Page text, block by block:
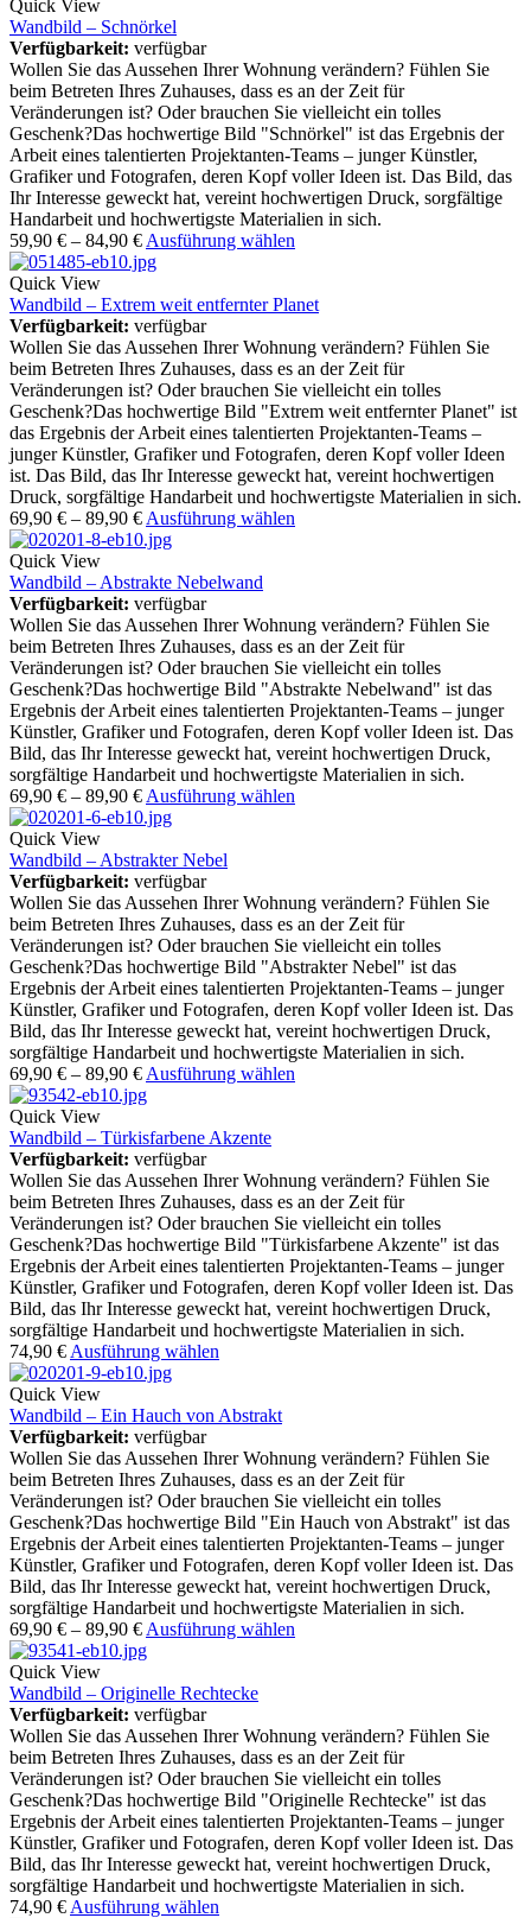
Quick View
Wandbild – Schnörkel
Verfügbarkeit: verfügbar
Wollen Sie das Aussehen Ihrer Wohnung verändern? Fühlen Sie
beim Betreten Ihres Zuhauses, dass es an der Zeit für
Veränderungen ist? Oder brauchen Sie vielleicht ein tolles
Geschenk?Das hochwertige Bild "Schnörkel" ist das Ergebnis der
Arbeit eines talentierten Projektanten-Teams – junger Künstler,
Grafiker und Fotografen, deren Kopf voller Ideen ist. Das Bild, das
Ihr Interesse geweckt hat, vereint hochwertigen Druck, sorgfältige
Handarbeit und hochwertigste Materialien in sich.
59,90 € – 84,90 € Ausführung wählen
Quick View
Wandbild – Extrem weit entfernter Planet
Verfügbarkeit: verfügbar
Wollen Sie das Aussehen Ihrer Wohnung verändern? Fühlen Sie
beim Betreten Ihres Zuhauses, dass es an der Zeit für
Veränderungen ist? Oder brauchen Sie vielleicht ein tolles
Geschenk?Das hochwertige Bild "Extrem weit entfernter Planet" ist
das Ergebnis der Arbeit eines talentierten Projektanten-Teams –
junger Künstler, Grafiker und Fotografen, deren Kopf voller Ideen
ist. Das Bild, das Ihr Interesse geweckt hat, vereint hochwertigen
Druck, sorgfältige Handarbeit und hochwertigste Materialien in sich.
69,90 € – 89,90 € Ausführung wählen
Quick View
Wandbild – Abstrakte Nebelwand
Verfügbarkeit: verfügbar
Wollen Sie das Aussehen Ihrer Wohnung verändern? Fühlen Sie
beim Betreten Ihres Zuhauses, dass es an der Zeit für
Veränderungen ist? Oder brauchen Sie vielleicht ein tolles
Geschenk?Das hochwertige Bild "Abstrakte Nebelwand" ist das
Ergebnis der Arbeit eines talentierten Projektanten-Teams – junger
Künstler, Grafiker und Fotografen, deren Kopf voller Ideen ist. Das
Bild, das Ihr Interesse geweckt hat, vereint hochwertigen Druck,
sorgfältige Handarbeit und hochwertigste Materialien in sich.
69,90 € – 89,90 € Ausführung wählen
Quick View
Wandbild – Abstrakter Nebel
Verfügbarkeit: verfügbar
Wollen Sie das Aussehen Ihrer Wohnung verändern? Fühlen Sie
beim Betreten Ihres Zuhauses, dass es an der Zeit für
Veränderungen ist? Oder brauchen Sie vielleicht ein tolles
Geschenk?Das hochwertige Bild "Abstrakter Nebel" ist das
Ergebnis der Arbeit eines talentierten Projektanten-Teams – junger
Künstler, Grafiker und Fotografen, deren Kopf voller Ideen ist. Das
Bild, das Ihr Interesse geweckt hat, vereint hochwertigen Druck,
sorgfältige Handarbeit und hochwertigste Materialien in sich.
69,90 € – 89,90 € Ausführung wählen
Quick View
Wandbild – Türkisfarbene Akzente
Verfügbarkeit: verfügbar
Wollen Sie das Aussehen Ihrer Wohnung verändern? Fühlen Sie
beim Betreten Ihres Zuhauses, dass es an der Zeit für
Veränderungen ist? Oder brauchen Sie vielleicht ein tolles
Geschenk?Das hochwertige Bild "Türkisfarbene Akzente" ist das
Ergebnis der Arbeit eines talentierten Projektanten-Teams – junger
Künstler, Grafiker und Fotografen, deren Kopf voller Ideen ist. Das
Bild, das Ihr Interesse geweckt hat, vereint hochwertigen Druck,
sorgfältige Handarbeit und hochwertigste Materialien in sich.
74,90 € Ausführung wählen
Quick View
Wandbild – Ein Hauch von Abstrakt
Verfügbarkeit: verfügbar
Wollen Sie das Aussehen Ihrer Wohnung verändern? Fühlen Sie
beim Betreten Ihres Zuhauses, dass es an der Zeit für
Veränderungen ist? Oder brauchen Sie vielleicht ein tolles
Geschenk?Das hochwertige Bild "Ein Hauch von Abstrakt" ist das
Ergebnis der Arbeit eines talentierten Projektanten-Teams – junger
Künstler, Grafiker und Fotografen, deren Kopf voller Ideen ist. Das
Bild, das Ihr Interesse geweckt hat, vereint hochwertigen Druck,
sorgfältige Handarbeit und hochwertigste Materialien in sich.
69,90 € – 89,90 € Ausführung wählen
Quick View
Wandbild – Originelle Rechtecke
Verfügbarkeit: verfügbar
Wollen Sie das Aussehen Ihrer Wohnung verändern? Fühlen Sie
beim Betreten Ihres Zuhauses, dass es an der Zeit für
Veränderungen ist? Oder brauchen Sie vielleicht ein tolles
Geschenk?Das hochwertige Bild "Originelle Rechtecke" ist das
Ergebnis der Arbeit eines talentierten Projektanten-Teams – junger
Künstler, Grafiker und Fotografen, deren Kopf voller Ideen ist. Das
Bild, das Ihr Interesse geweckt hat, vereint hochwertigen Druck,
sorgfältige Handarbeit und hochwertigste Materialien in sich.
74,90 € Ausführung wählen